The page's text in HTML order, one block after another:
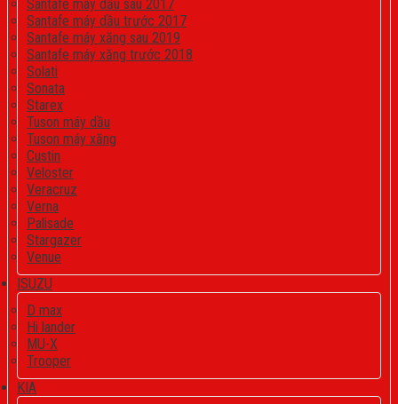
Santafe máy dầu sau 2017
Santafe máy dầu trước 2017
Santafe máy xăng sau 2019
Santafe máy xăng trước 2018
Solati
Sonata
Starex
Tuson máy dầu
Tuson máy xăng
Custin
Veloster
Veracruz
Verna
Palisade
Stargazer
Venue
ISUZU
D max
Hi lander
MU-X
Trooper
KIA